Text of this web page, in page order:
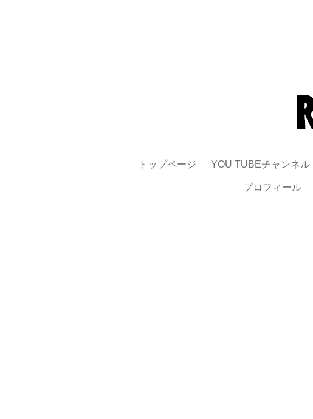
トップページ YOU TUBEチャンネル
プロフィール